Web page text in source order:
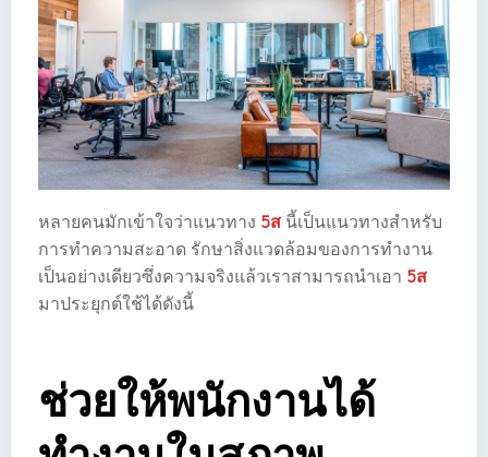
หลายคนมักเข้าใจว่าแนวทาง 5ส นี้เป็นแนวทางสำหรับ
การทำความสะอาด รักษาสิ่งแวดล้อมของการทำงาน
เป็นอย่างเดียวซึ่งความจริงแล้วเราสามารถนำเอา 5ส
มาประยุกต์ใช้ได้ดังนี้
ช่วยให้พนักงานได้